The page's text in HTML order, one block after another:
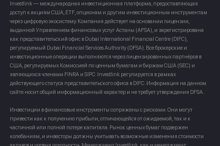
Investlink — международная инвестиционная платформа, предоставляющая
доступ к акциям США, ETF, опционам и другим инвестиционным инструментам
через цифровую экосистему. Компания действует на основании лицензии,
выданной Управлением финансовых услуг Астаны (AFSA), и зарегистрирована
как представительский офис в Dubai International Financial Centre (DIFC),
регулируемый Dubai Financial Services Authority (DFSA). Все брокерские и
инвестиционные операции выполняются через лицензированных партнёров в
США, регулируемых Комиссией по ценным бумагам и биржам США (SEC) и
являющихся членами FINRA и SIPC. Investlink регулируется в рамках
действующего статуса представительского офиса в DIFC. Информация на данном
сайте носит общий информационный характер и не требует утверждения DFSA.
Инвестиции в финансовые инструменты сопряжены с рисками. Они могут
привести как к получению прибыли, отличающейся от ожидаемой, так и к
частичной или полной потере капитала. Рынок ценных бумаг подвержен
колебаниям, и инвесторы должны учитывать возможные изменения стоимости